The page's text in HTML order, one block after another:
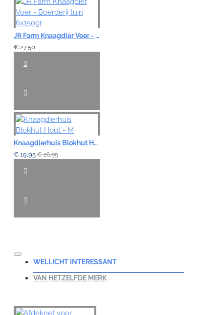
JR Farm Knaagdier Voer - Boerderij tuin 6x150gr
€ 27,50
Knaagdierhuis Blokhut Hout - M
€ 19,95 € 26,95
WELLICHT INTERESSANT
VAN HETZELFDE MERK